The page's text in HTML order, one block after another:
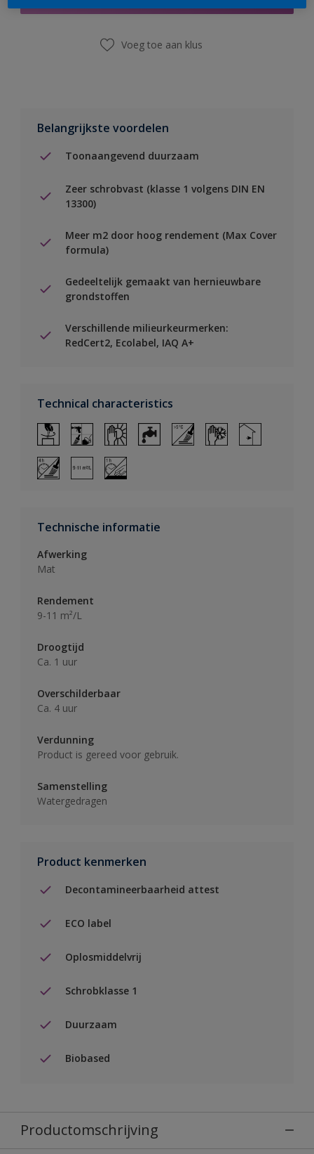
Voeg toe aan klus
Belangrijkste voordelen
Toonaangevend duurzaam
Zeer schrobvast (klasse 1 volgens DIN EN
13300)
Meer m2 door hoog rendement (Max Cover
formula)
Gedeeltelijk gemaakt van hernieuwbare
grondstoffen
Verschillende milieurkeurmerken:
RedCert2, Ecolabel, IAQ A+
Technical characteristics
Technische informatie
Afwerking
Mat
Rendement
9-11 m²/L
Droogtijd
Ca. 1 uur
Overschilderbaar
Ca. 4 uur
Verdunning
Product is gereed voor gebruik.
Samenstelling
Watergedragen
Product kenmerken
Decontamineerbaarheid attest
ECO label
Oplosmiddelvrij
Schrobklasse 1
Duurzaam
Biobased
Productomschrijving